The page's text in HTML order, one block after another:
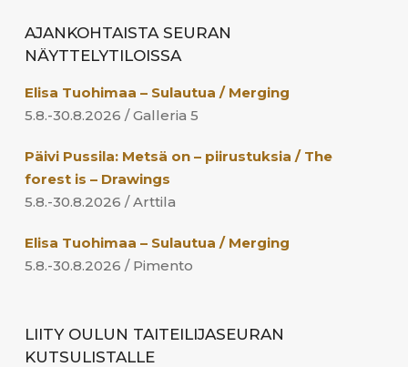
AJANKOHTAISTA SEURAN
NÄYTTELYTILOISSA
Elisa Tuohimaa – Sulautua / Merging
5.8.-30.8.2026 / Galleria 5
Päivi Pussila: Metsä on – piirustuksia / The
forest is – Drawings
5.8.-30.8.2026 / Arttila
Elisa Tuohimaa – Sulautua / Merging
5.8.-30.8.2026 / Pimento
LIITY OULUN TAITEILIJASEURAN
KUTSULISTALLE